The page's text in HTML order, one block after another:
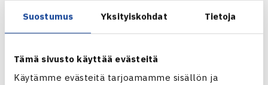
Suostumus Yksityiskohdat Tietoja
Tämä sivusto käyttää evästeitä
Käytämme evästeitä tarjoamamme sisällön ja
kohtaa vasurin, viidenneksi sijoitetun Ranskan Elixane
Naisten 25.000$ ITF-turnaus